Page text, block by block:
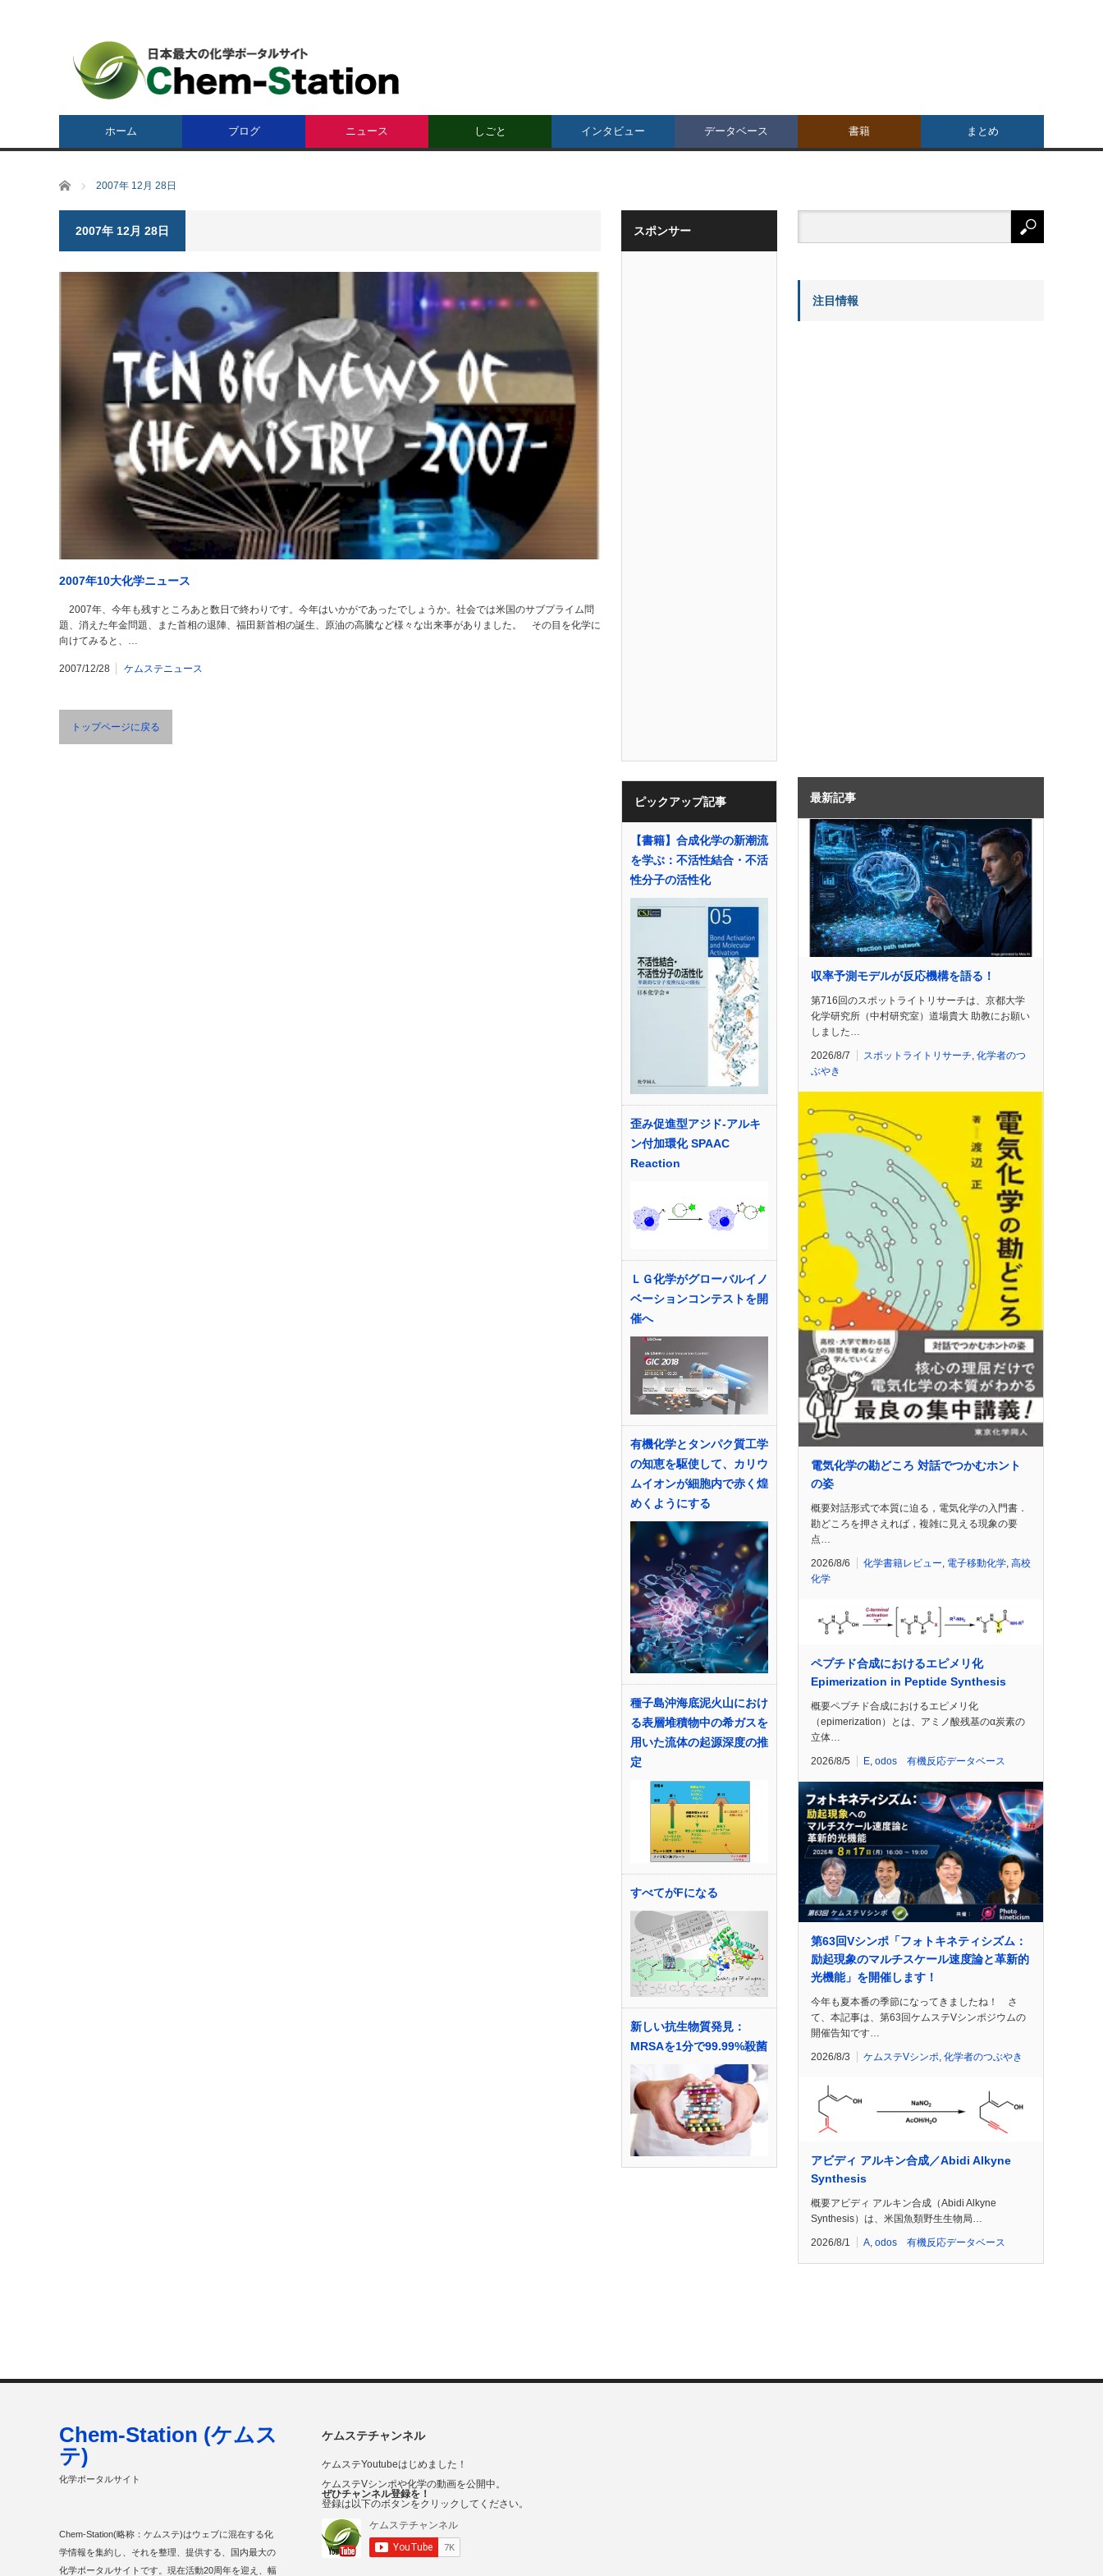
ホーム ブログ ニュース しごと インタビュー データベース 書籍 まとめ
ホーム 2007年 12月 28日
2007年 12月 28日
2007年10大化学ニュース
2007年、今年も残すところあと数日で終わりです。今年はいかがであったでしょうか。社会では米国のサブプライム問
題、消えた年金問題、また首相の退陣、福田新首相の誕生、原油の高騰など様々な出来事がありました。 その目を化学に
向けてみると、…
2007/12/28 ケムステニュース
トップページに戻る
スポンサー
ピックアップ記事
【書籍】合成化学の新潮流
を学ぶ：不活性結合・不活
性分子の活性化
歪み促進型アジド-アルキ
ン付加環化 SPAAC
Reaction
ＬＧ化学がグローバルイノ
ベーションコンテストを開
催へ
有機化学とタンパク質工学
の知恵を駆使して、カリウ
ムイオンが細胞内で赤く煌
めくようにする
種子島沖海底泥火山におけ
る表層堆積物中の希ガスを
用いた流体の起源深度の推
定
すべてがFになる
新しい抗生物質発見：
MRSAを1分で99.99%殺菌
注目情報
最新記事
収率予測モデルが反応機構を語る！
第716回のスポットライトリサーチは、京都大学
化学研究所（中村研究室）道場貴大 助教にお願い
しました…
2026/8/7 スポットライトリサーチ 化学者のつ
ぶやき
電気化学の勘どころ 対話でつかむホント
の姿
概要対話形式で本質に迫る，電気化学の入門書．
勘どころを押さえれば，複雑に見える現象の要
点…
2026/8/6 化学書籍レビュー 電子移動化学 高校
化学
ペプチド合成におけるエピメリ化
Epimerization in Peptide Synthesis
概要ペプチド合成におけるエピメリ化
（epimerization）とは、アミノ酸残基のα炭素の
立体…
2026/8/5 E odos 有機反応データベース
第63回Vシンポ「フォトキネティシズム：
励起現象のマルチスケール速度論と革新的
光機能」を開催します！
今年も夏本番の季節になってきましたね！ さ
て、本記事は、第63回ケムステVシンポジウムの
開催告知です…
2026/8/3 ケムステVシンポ, 化学者のつぶやき
アビディ アルキン合成／Abidi Alkyne
Synthesis
概要アビディ アルキン合成（Abidi Alkyne
Synthesis）は、米国魚類野生生物局…
2026/8/1 A, odos 有機反応データベース
ケムステチャンネル
ケムステYoutubeはじめました！
ケムステVシンポや化学の動画を公開中。
ぜひチャンネル登録を！
登録は以下のボタンをクリックしてください。
Chem-Station (ケムス
テ)
化学ポータルサイト
Chem-Station(略称：ケムステ)はウェブに混在する化
学情報を集約し、それを整理、提供する、国内最大の
化学ポータルサイトです。現在活動20周年を迎え、幅